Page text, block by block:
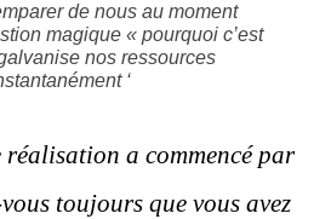
de nous au moment
magique « pourquoi c’est
nos ressources
‘
a commencé par
toujours que vous avez